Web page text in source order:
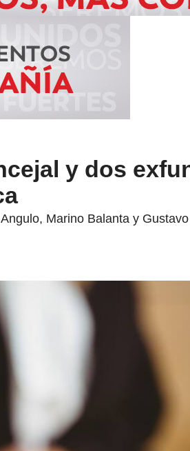
y dos
Marino Balanta y